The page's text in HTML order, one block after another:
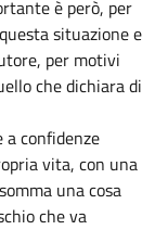
è però, per
situazione e
per motivi
che dichiara di
confidenze
vita, con una
una cosa
che va